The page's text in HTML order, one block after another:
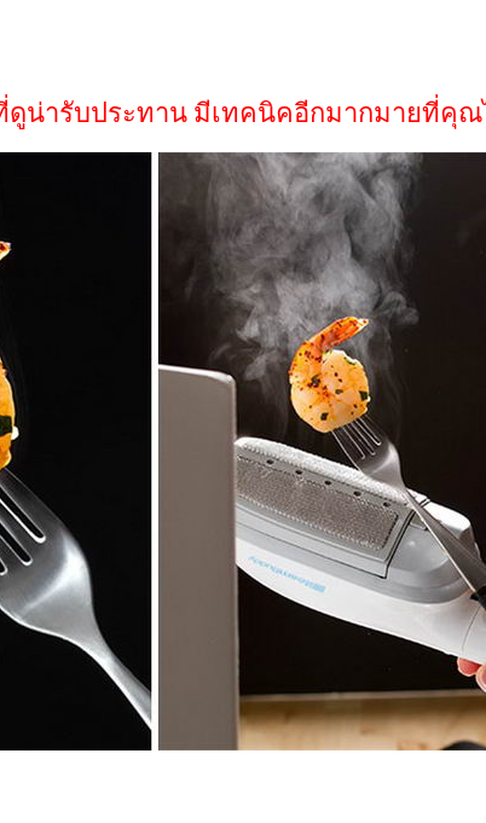
ดูน่ารับประทาน มีเทคนิคอีกมากมายที่คุณ